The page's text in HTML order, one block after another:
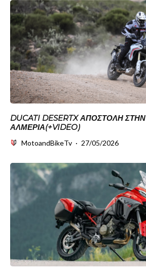
DUCATI DESERTX ΑΠΟΣΤΟΛΉ ΣΤΗΝ
ΑΛΜΕΡΊΑ(+VIDEO)
MotoandBikeTv · 27/05/2026